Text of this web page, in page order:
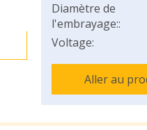
Diamètre de
l'embrayage::
Voltage:
Aller au